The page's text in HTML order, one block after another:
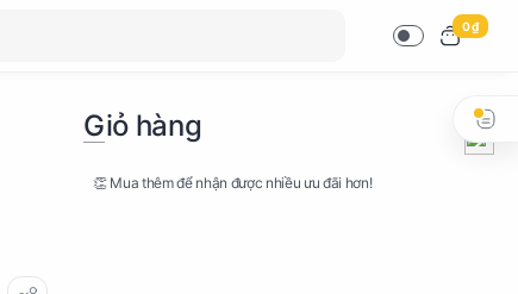
0 ₫
Giỏ hàng
👏 Mua thêm để nhận được nhiều ưu đãi hơn!